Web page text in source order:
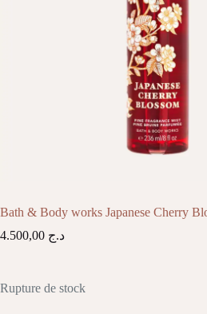
Bath & Body works Japanese Cherry
د.ج
Rupture de stock